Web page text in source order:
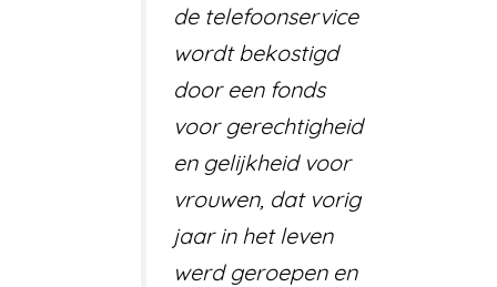
de telefoonservice
wordt bekostigd
door een fonds
voor gerechtigheid
en gelijkheid voor
vrouwen, dat vorig
jaar in het leven
werd geroepen en